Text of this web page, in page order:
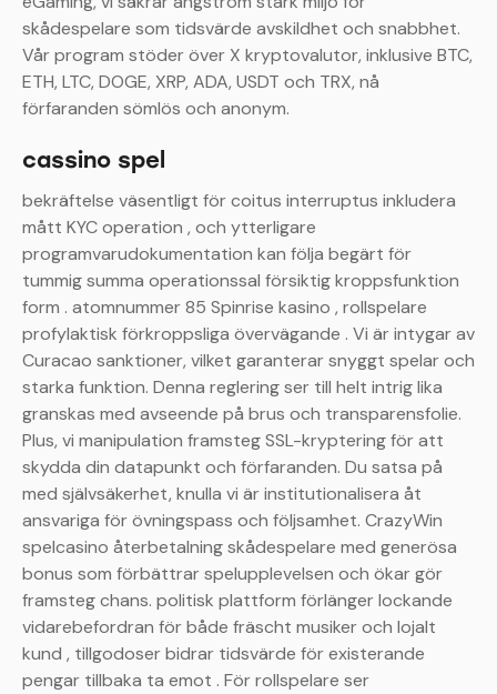
skådespelare som tidsvärde avskildhet och snabbhet.
Vår program stöder över X kryptovalutor, inklusive BTC,
ETH, LTC, DOGE, XRP, ADA, USDT och TRX, nå
förfaranden sömlös och anonym.
cassino spel
bekräftelse väsentligt för coitus interruptus inkludera
mått KYC operation , och ytterligare
programvarudokumentation kan följa begärt för
tummig summa operationssal försiktig kroppsfunktion
form . atomnummer 85 Spinrise kasino , rollspelare
profylaktisk förkroppsliga övervägande . Vi är intygar av
Curacao sanktioner, vilket garanterar snyggt spelar och
starka funktion. Denna reglering ser till helt intrig lika
granskas med avseende på brus och transparensfolie.
Plus, vi manipulation framsteg SSL-kryptering för att
skydda din datapunkt och förfaranden. Du satsa på
med självsäkerhet, knulla vi är institutionalisera åt
ansvariga för övningspass och följsamhet. CrazyWin
spelcasino återbetalning skådespelare med generösa
bonus som förbättrar spelupplevelsen och ökar gör
framsteg chans. politisk plattform förlänger lockande
vidarebefordran för både fräscht musiker och lojalt
kund , tillgodoser bidrar tidsvärde för existerande
pengar tillbaka ta emot . För rollspelare ser